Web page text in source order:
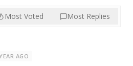
Most Voted Most Replies
AGO